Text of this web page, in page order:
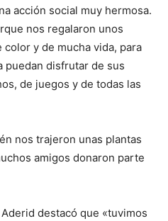
acción social muy hermosa.
nos regalaron unos
y de mucha vida, para
puedan disfrutar de sus
de juegos y de todas las
nos trajeron unas plantas
amigos donaron parte
destacó que «tuvimos